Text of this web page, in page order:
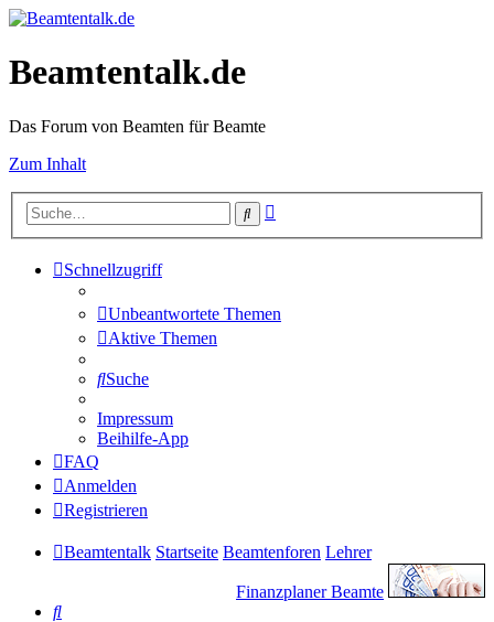
Beamtentalk.de
Das Forum von Beamten für Beamte
Zum Inhalt
Suche
Schnellzugriff
Unbeantwortete Themen
Aktive Themen
Suche
Impressum
Beihilfe-App
FAQ
Anmelden
Registrieren
Beamtentalk Startseite Beamtenforen Lehrer
Finanzplaner Beamte
Suche